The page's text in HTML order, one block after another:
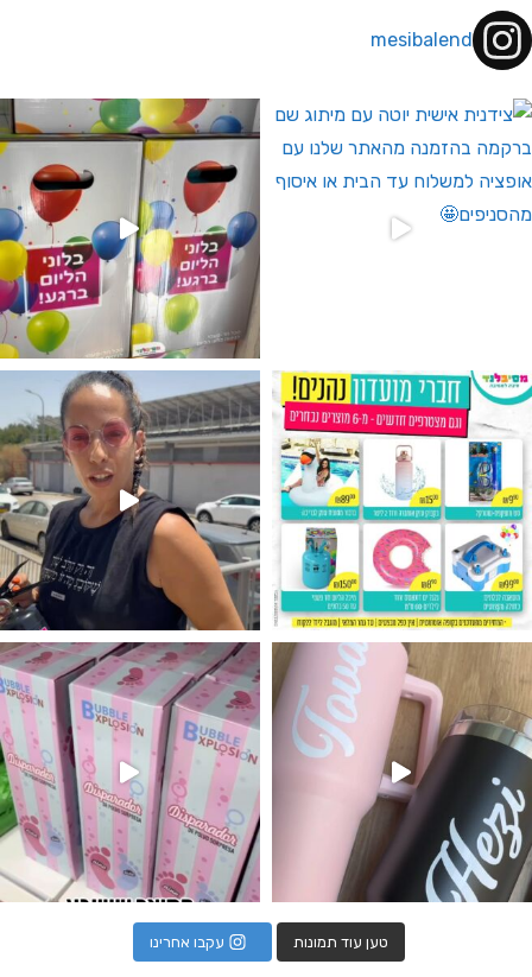
mesibalend
לחברי מועדון ומצטרפים חדשים🤍
מין העובר רק במסיבלנד !! קיים
מטף לגילוי מין העובר חזר למלא
טען עוד תמונות עקבו אחרינו